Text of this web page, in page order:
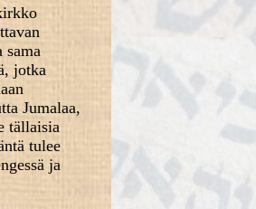
sama
jotka
Jumalaa,
tällaisia
tulee
ja